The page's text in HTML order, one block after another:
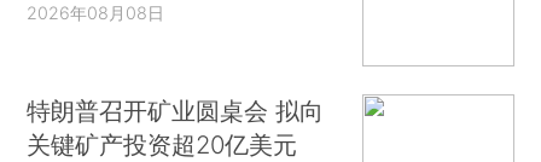
2026年08月08日
特朗普召开矿业圆桌会 拟向
关键矿产投资超20亿美元